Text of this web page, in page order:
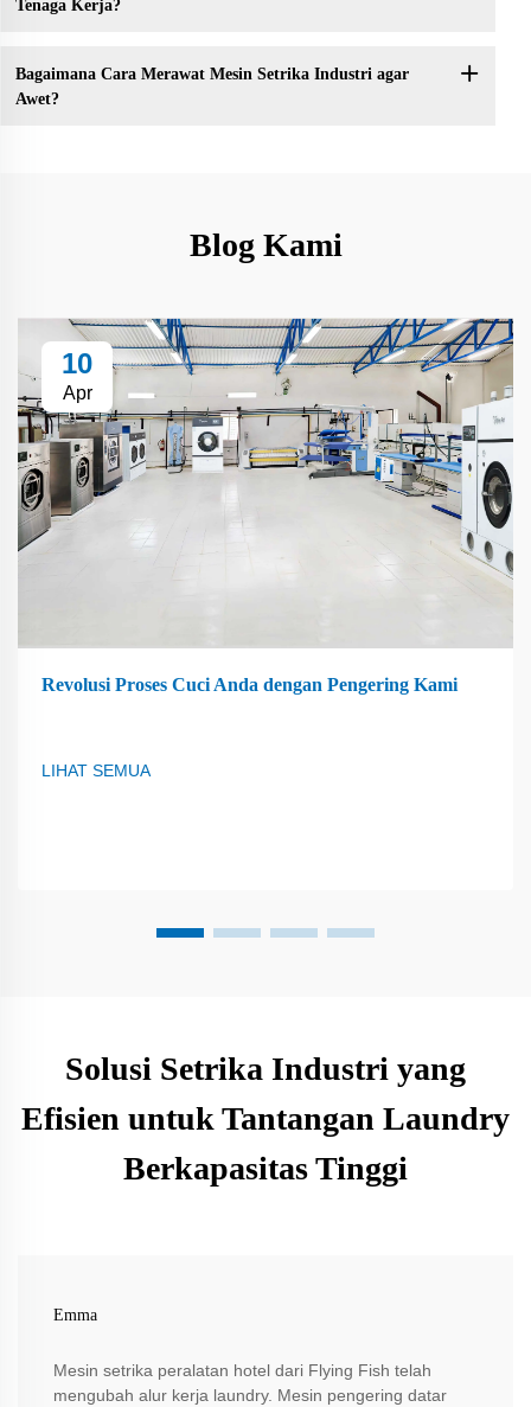
Tenaga Kerja?
Bagaimana Cara Merawat Mesin Setrika Industri agar
Awet?
Blog Kami
10
Apr
Revolusi Proses Cuci Anda dengan Pengering Kami
LIHAT SEMUA
Solusi Setrika Industri yang
Efisien untuk Tantangan Laundry
Berkapasitas Tinggi
Emma
Mesin setrika peralatan hotel dari Flying Fish telah
mengubah alur kerja laundry. Mesin pengering datar